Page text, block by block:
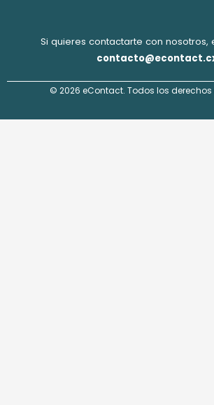
Si quieres contactarte con nosotros,
© 2026 eContact. Todos los derechos